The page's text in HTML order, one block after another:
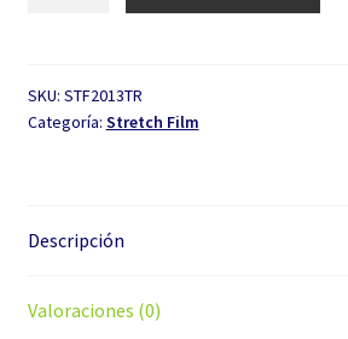
transparente
cantidad
SKU: STF2013TR
Categoría: Stretch Film
Descripción
Valoraciones (0)